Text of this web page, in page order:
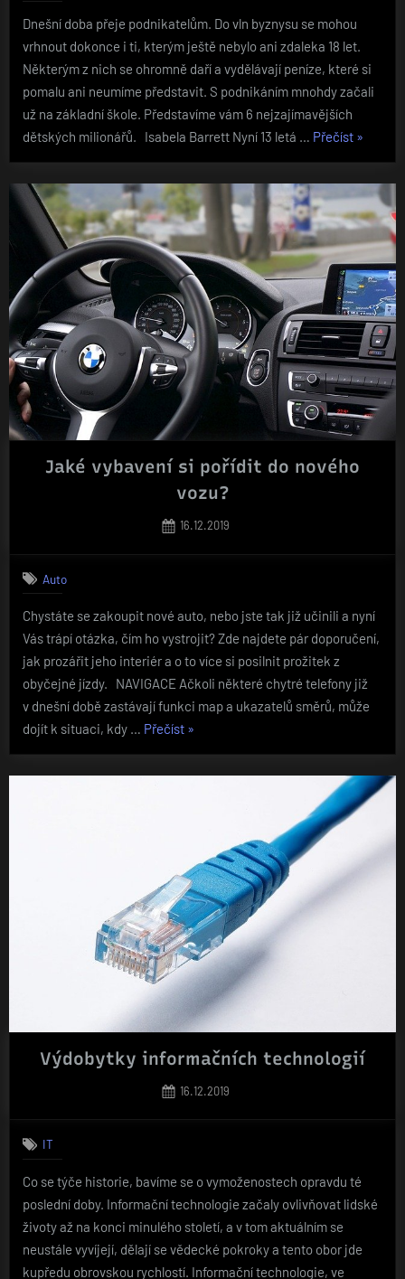
Dnešní doba přeje podnikatelům. Do vln byznysu se mohou
vrhnout dokonce i ti, kterým ještě nebylo ani zdaleka 18 let.
Některým z nich se ohromně daří a vydělávají peníze, které si
pomalu ani neumíme představit. S podnikáním mnohdy začali
už na základní škole. Představíme vám 6 nejzajímavějších
dětských milionářů. Isabela Barrett Nyní 13 letá … Přečíst„Děti,
miliardy“
»
Jaké vybavení si pořídit do nového
vozu?
Posted
16.12.2019
Auto
Chystáte se zakoupit nové auto, nebo jste tak již učinili a nyní
Vás trápí otázka, čím ho vystrojit? Zde najdete pár doporučení,
jak prozářit jeho interiér a o to více si posilnit prožitek z
obyčejné jízdy. NAVIGACE Ačkoli některé chytré telefony již
v dnešní době zastávají funkci map a ukazatelů směrů, může
dojít k situaci, kdy … Přečíst„Jaké
si
vozu?“
»
Výdobytky informačních technologií
Posted
16.12.2019
IT
Co se týče historie, bavíme se o vymoženostech opravdu té
poslední doby. Informační technologie začaly ovlivňovat lidské
životy až na konci minulého století, a v tom aktuálním se
neustále vyvíjejí, dělají se vědecké pokroky a tento obor jde
kupředu obrovskou rychlostí. Informační technologie, ve